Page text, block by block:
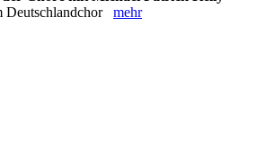
Deutschlandchor mehr